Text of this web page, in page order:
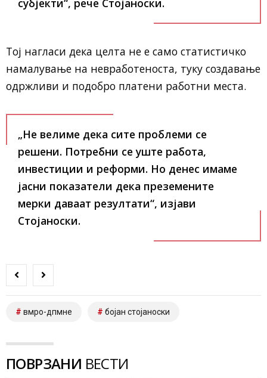
Тој нагласи дека целта не е само статистичко
намалување на невработеноста, туку создавање
одржливи и подобро платени работни места.
„Не велиме дека сите проблеми се
решени. Потребни се уште работа,
инвестиции и реформи. Но денес имаме
јасни показатели дека преземените
мерки даваат резултати“, изјави
Стојаноски.
вмро-дпмне бојан стојаноски
ПОВРЗАНИ ВЕСТИ